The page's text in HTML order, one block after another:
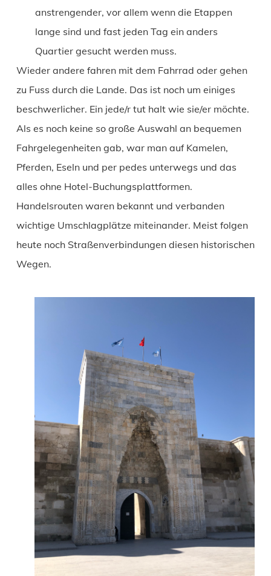
anstrengender, vor allem wenn die Etappen
lange sind und fast jeden Tag ein anders
Quartier gesucht werden muss.
Wieder andere fahren mit dem Fahrrad oder gehen
zu Fuss durch die Lande. Das ist noch um einiges
beschwerlicher. Ein jede/r tut halt wie sie/er möchte.
Als es noch keine so große Auswahl an bequemen
Fahrgelegenheiten gab, war man auf Kamelen,
Pferden, Eseln und per pedes unterwegs und das
alles ohne Hotel-Buchungsplattformen.
Handelsrouten waren bekannt und verbanden
wichtige Umschlagplätze miteinander. Meist folgen
heute noch Straßenverbindungen diesen historischen
Wegen.